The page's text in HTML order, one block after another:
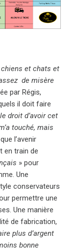
et chats et
de misère
par Régis,
il doit faire
droit d’avoir cet
touché, mais
l’avenir
en train de
» pour
Une
conservateurs
permettre une
Une manière
de fabrication,
plus d’argent
bonne